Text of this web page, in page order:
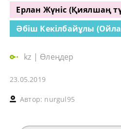
Ерлан Жүніс (Қиялшаң
Әбіш Кекілбайұлы
kz | Өлеңдер
23.05.2019
Автор: nurgul95